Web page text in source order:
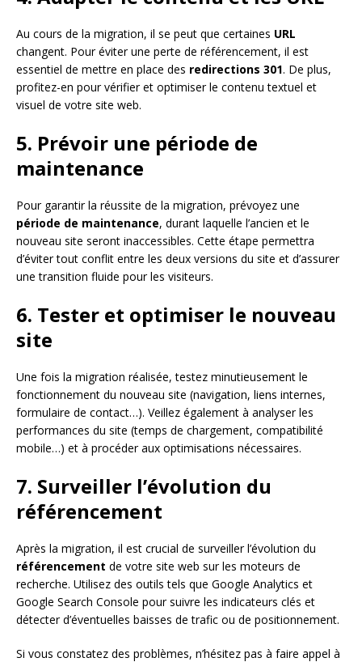
Au cours de la migration, il se peut que certaines URL
changent. Pour éviter une perte de référencement, il est
essentiel de mettre en place des redirections 301. De plus,
profitez-en pour vérifier et optimiser le contenu textuel et
visuel de votre site web.
5. Prévoir une période de
maintenance
Pour garantir la réussite de la migration, prévoyez une
période de maintenance, durant laquelle l’ancien et le
nouveau site seront inaccessibles. Cette étape permettra
d’éviter tout conflit entre les deux versions du site et d’assurer
une transition fluide pour les visiteurs.
6. Tester et optimiser le nouveau
site
Une fois la migration réalisée, testez minutieusement le
fonctionnement du nouveau site (navigation, liens internes,
formulaire de contact…). Veillez également à analyser les
performances du site (temps de chargement, compatibilité
mobile…) et à procéder aux optimisations nécessaires.
7. Surveiller l’évolution du
référencement
Après la migration, il est crucial de surveiller l’évolution du
référencement de votre site web sur les moteurs de
recherche. Utilisez des outils tels que Google Analytics et
Google Search Console pour suivre les indicateurs clés et
détecter d’éventuelles baisses de trafic ou de positionnement.
Si vous constatez des problèmes, n’hésitez pas à faire appel à